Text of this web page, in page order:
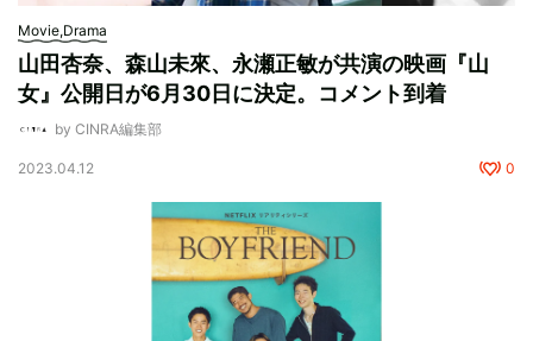
Movie,Drama
山田杏奈、森山未來、永瀬正敏が共演の映画『山
女』公開日が6月30日に決定。コメント到着
by CINRA編集部
2023.04.12 0